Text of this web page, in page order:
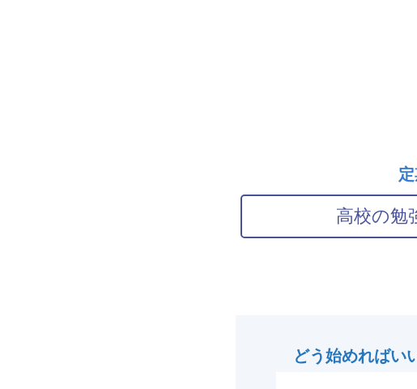
高校の勉
どう始めればい